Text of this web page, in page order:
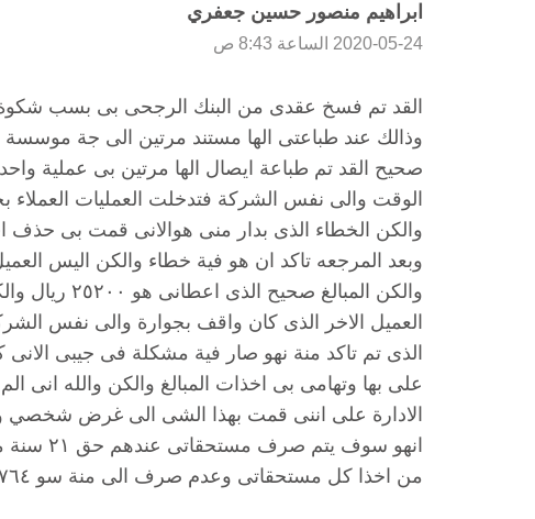
ابراهيم منصور حسين جعفري
2020-05-24 الساعة 8:43 ص
وذالك عند طباعتى الها مستند مرتين الى جة
صحيح القد تم طباعة ايصال الها مرتين بى عملية
الوقت والى نفس الشركة فتدخلت العمليات
والكن الخطاء الذى بدار منى هوالانى قمت بى حذف
والكن
العميل الاخر الذى كان واقف بجوارة والى نفس
الذى تم تاكد منة نهو صار فية مشكلة فى جيبى
على بها وتهامى بى اخذات المبالغ والكن والله انى
الادارة على اننى قمت بهذا الشى الى غرض شخصي
انهو
من اخذا كل مستحقاتى وعدم صرف الى منة سو ٩٧٦٤ريال فقط نرجو المساعدة